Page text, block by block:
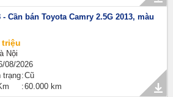
Cần bán Toyota Camry 2.5G 2013, màu
triệu
Nội
08/2026
trạng Cũ
60.000 km